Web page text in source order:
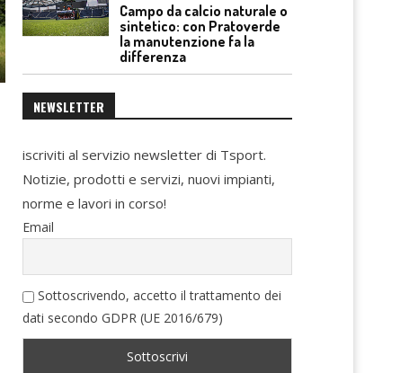
Campo da calcio naturale o
sintetico: con Pratoverde
la manutenzione fa la
differenza
NEWSLETTER
iscriviti al servizio newsletter di Tsport.
Notizie, prodotti e servizi, nuovi impianti,
norme e lavori in corso!
Email
Sottoscrivendo, accetto il trattamento dei
dati secondo GDPR (UE 2016/679)